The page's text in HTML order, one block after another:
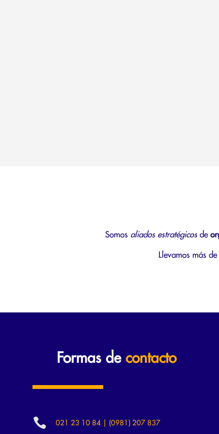
Somos aliados estratégicos de
Llevamos más
Formas decontacto
 021 23 10 84 | (0981) 207 837